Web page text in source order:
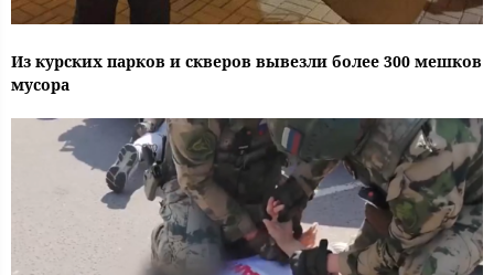
Из курских парков и скверов вывезли более 300 мешков
мусора